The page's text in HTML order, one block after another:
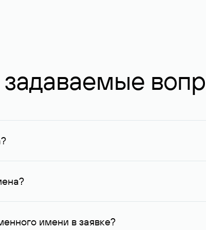
задаваемые
и у других регистраторов. Для доменов,
данные, доступные Руцентру.
имени в заявке?